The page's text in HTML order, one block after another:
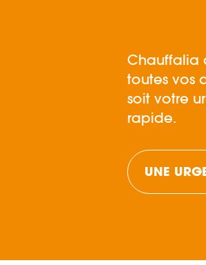
Chauffalia
toutes vos
soit votre
rapide.
UNE